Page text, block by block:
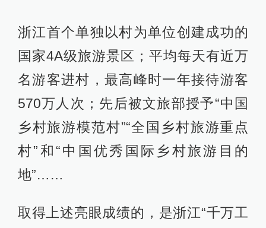
浙江首个单独以村为单位创建成功的
国家4A级旅游景区；平均每天有近万
名游客进村，最高峰时一年接待游客
570万人次；先后被文旅部授予“中国
乡村旅游模范村”“全国乡村旅游重点
村”和“中国优秀国际乡村旅游目的
地”……
取得上述亮眼成绩的，是浙江“千万工